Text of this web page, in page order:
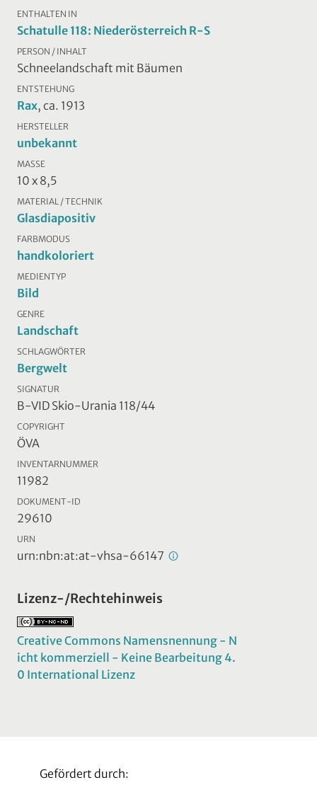
ENTHALTEN IN
Schatulle 118: Niederösterreich R-S
PERSON / INHALT
Schneelandschaft mit Bäumen
ENTSTEHUNG
Rax, ca. 1913
HERSTELLER
unbekannt
MASSE
10 x 8,5
MATERIAL / TECHNIK
Glasdiapositiv
FARBMODUS
handkoloriert
MEDIENTYP
Bild
GENRE
Landschaft
SCHLAGWÖRTER
Bergwelt
SIGNATUR
B-VID Skio-Urania 118/44
COPYRIGHT
ÖVA
INVENTARNUMMER
11982
DOKUMENT-ID
29610
URN
urn:nbn:at:at-vhsa-66147
Lizenz-/Rechtehinweis
Creative Commons Namensnennung - N
icht kommerziell - Keine Bearbeitung 4.
0 International Lizenz
Gefördert durch: